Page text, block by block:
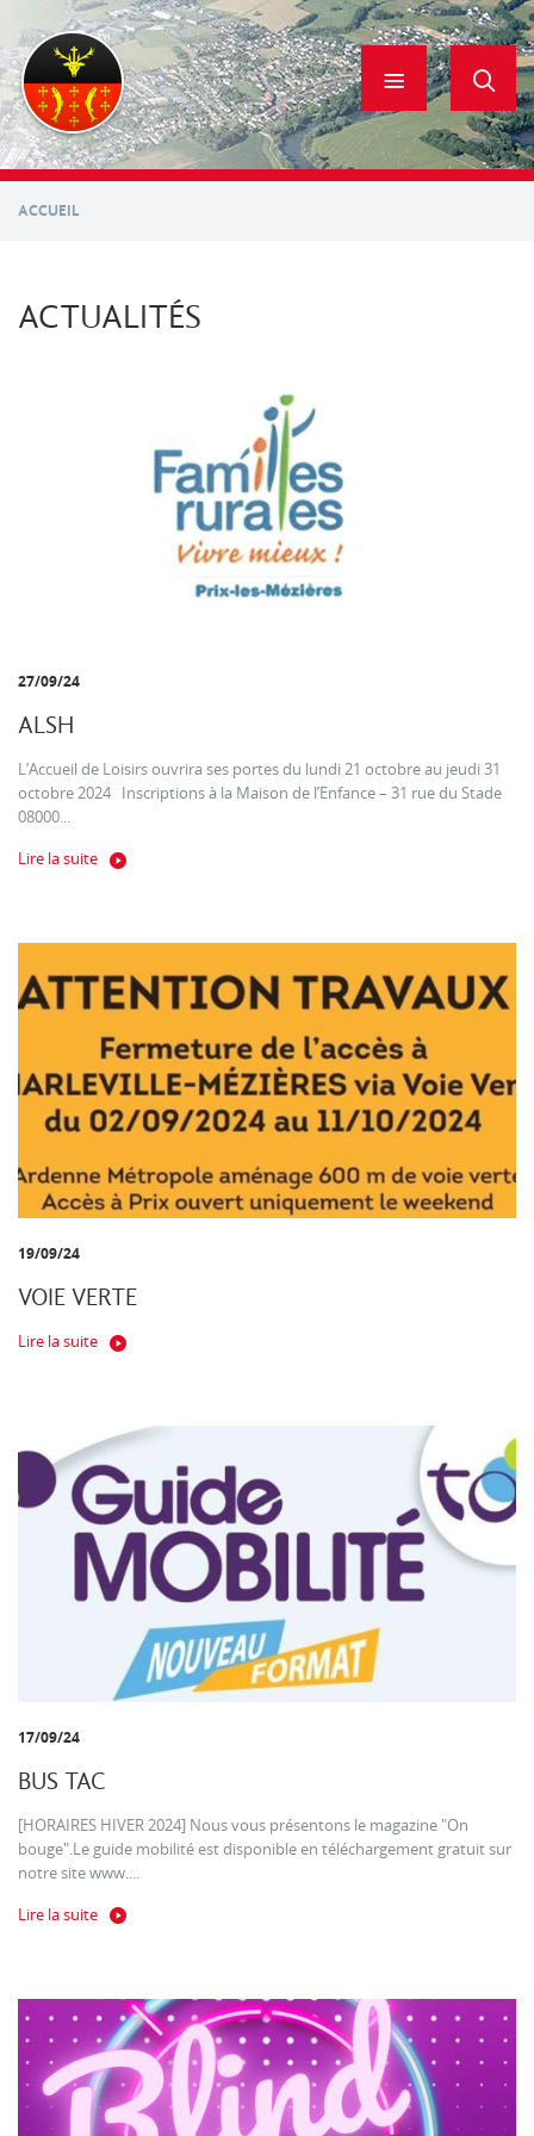
contenu
principal
ACCUEIL
ACTUALITÉS
27/09/24
ALSH
L’Accueil de Loisirs ouvrira ses portes du lundi 21 octobre au jeudi 31
octobre 2024 Inscriptions à la Maison de l’Enfance – 31 rue du Stade
08000...
Lire la suite
19/09/24
VOIE VERTE
Lire la suite
17/09/24
BUS TAC
[HORAIRES HIVER 2024] Nous vous présentons le magazine "On
bouge".Le guide mobilité est disponible en téléchargement gratuit sur
notre site www....
Lire la suite